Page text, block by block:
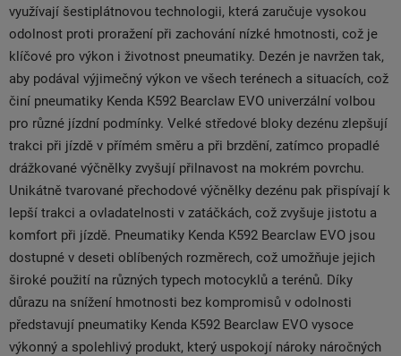
využívají šestiplátnovou technologii, která zaručuje vysokou
odolnost proti proražení při zachování nízké hmotnosti, což je
klíčové pro výkon i životnost pneumatiky. Dezén je navržen tak,
aby podával výjimečný výkon ve všech terénech a situacích, což
činí pneumatiky Kenda K592 Bearclaw EVO univerzální volbou
pro různé jízdní podmínky. Velké středové bloky dezénu zlepšují
trakci při jízdě v přímém směru a při brzdění, zatímco propadlé
drážkované výčnělky zvyšují přilnavost na mokrém povrchu.
Unikátně tvarované přechodové výčnělky dezénu pak přispívají k
lepší trakci a ovladatelnosti v zatáčkách, což zvyšuje jistotu a
komfort při jízdě. Pneumatiky Kenda K592 Bearclaw EVO jsou
dostupné v deseti oblíbených rozměrech, což umožňuje jejich
široké použití na různých typech motocyklů a terénů. Díky
důrazu na snížení hmotnosti bez kompromisů v odolnosti
představují pneumatiky Kenda K592 Bearclaw EVO vysoce
výkonný a spolehlivý produkt, který uspokojí nároky náročných